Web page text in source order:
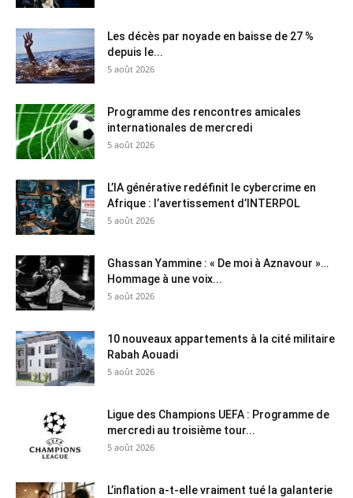
Les décès par noyade en baisse de 27 %
depuis le...
5 août 2026
Programme des rencontres amicales
internationales de mercredi
5 août 2026
L’IA générative redéfinit le cybercrime en
Afrique : l’avertissement d’INTERPOL
5 août 2026
Ghassan Yammine : « De moi à Aznavour »…
Hommage à une voix...
5 août 2026
10 nouveaux appartements à la cité militaire
Rabah Aouadi
5 août 2026
Ligue des Champions UEFA : Programme de
mercredi au troisième tour...
5 août 2026
L’inflation a-t-elle vraiment tué la galanterie